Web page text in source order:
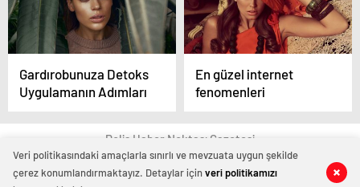
Gardırobunuza Detoks
Uygulamanın Adımları
En güzel internet
fenomenleri
Polis Haber Noktası Gazetesi
Veri politikasındaki amaçlarla sınırlı ve mevzuata uygun şekilde
çerez konumlandırmaktayız. Detaylar içinveri politikamızı